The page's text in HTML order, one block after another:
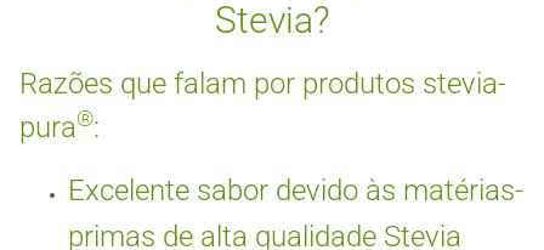
Stevia?
Razões que falam por produtos stevia-
pura®:
Excelente sabor devido às matérias-
primas de alta qualidade Stevia